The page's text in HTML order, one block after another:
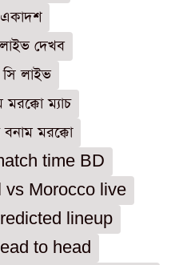
একাদশ
লাইভ দেখব
লাইভ
মরক্কো ম্যাচ
বনাম মরক্কো
time BD
vs Morocco live
lineup
to head